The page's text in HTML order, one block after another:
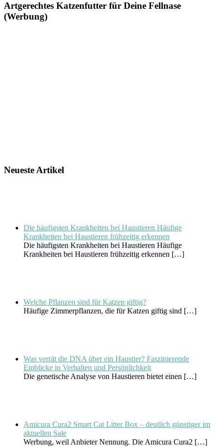
Artgerechtes Katzenfutter für Deine Fellnase
(Werbung)
Neueste Artikel
Die häufigsten Krankheiten bei Haustieren Häufige
Krankheiten bei Haustieren frühzeitig erkennen
Die häufigsten Krankheiten bei Haustieren Häufige
Krankheiten bei Haustieren frühzeitig erkennen […]
Welche Pflanzen sind für Katzen giftig?
Häufige Zimmerpflanzen, die für Katzen giftig sind […]
Was verrät die DNA über ein Haustier? Faszinierende
Einblicke in Verhalten und Persönlichkeit
Die genetische Analyse von Haustieren bietet einen […]
Amicura Cura2 Smart Cat Litter Box – deutlich günstiger im
aktuellen Sale
Werbung, weil Anbieter Nennung. Die Amicura Cura2 […]